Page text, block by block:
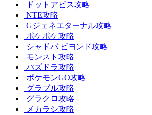
ドットアビス攻略
NTE攻略
Gジェネエターナル攻略
ポケポケ攻略
シャドバ ビヨンド攻略
モンスト攻略
パズドラ攻略
ポケモンGO攻略
グラブル攻略
グラクロ攻略
メカラシ攻略